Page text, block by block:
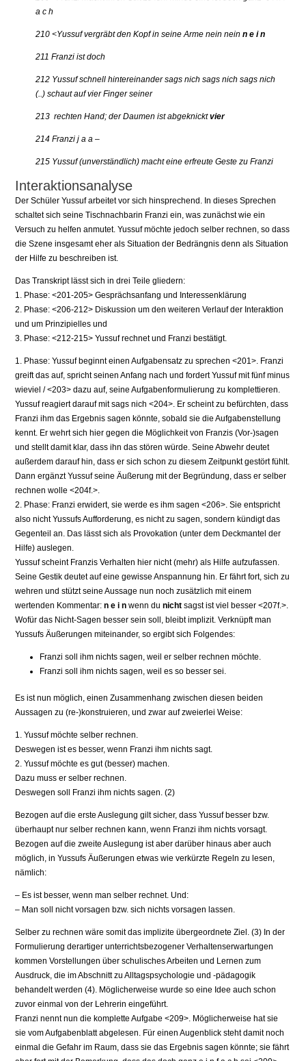
a c h
210 <Yussuf vergräbt den Kopf in seine Arme nein neinn e i n
211 Franzi ist doch
212 Yussuf schnell hintereinander sags nich sags nich sags nich
(..) schaut auf vier Finger seiner
213 rechten Hand; der Daumen ist abgeknicktvier
214 Franzi j a a –
215 Yussuf (unverständlich) macht eine erfreute Geste zu Franzi
Interaktionsanalyse
Der Schüler Yussuf arbeitet vor sich hinsprechend. In dieses Sprechen
schaltet sich seine Tischnachbarin Franzi ein, was zunächst wie ein
Versuch zu helfen anmutet. Yussuf möchte jedoch selber rechnen, so dass
die Szene insgesamt eher als Situation der Bedrängnis denn als Situation
der Hilfe zu beschreiben ist.
Das Transkript lässt sich in drei Teile gliedern:
1. Phase: <201-205> Gesprächsanfang und Interessenklärung
2. Phase: <206-212> Diskussion um den weiteren Verlauf der Interaktion
und um Prinzipielles und
3. Phase: <212-215> Yussuf rechnet und Franzi bestätigt.
1. Phase: Yussuf beginnt einen Aufgabensatz zu sprechen <201>. Franzi
greift das auf, spricht seinen Anfang nach und fordert Yussuf mit fünf minus
wieviel / <203> dazu auf, seine Aufgabenformulierung zu komplettieren.
Yussuf reagiert darauf mit sags nich <204>. Er scheint zu befürchten, dass
Franzi ihm das Ergebnis sagen könnte, sobald sie die Aufgabenstellung
kennt. Er wehrt sich hier gegen die Möglichkeit von Franzis (Vor-)sagen
und stellt damit klar, dass ihn das stören würde. Seine Abwehr deutet
außerdem darauf hin, dass er sich schon zu diesem Zeitpunkt gestört fühlt.
Dann ergänzt Yussuf seine Äußerung mit der Begründung, dass er selber
rechnen wolle <204f.>.
2. Phase: Franzi erwidert, sie werde es ihm sagen <206>. Sie entspricht
also nicht Yussufs Aufforderung, es nicht zu sagen, sondern kündigt das
Gegenteil an. Das lässt sich als Provokation (unter dem Deckmantel der
Hilfe) auslegen.
Yussuf scheint Franzis Verhalten hier nicht (mehr) als Hilfe aufzufassen.
Seine Gestik deutet auf eine gewisse Anspannung hin. Er fährt fort, sich zu
wehren und stützt seine Aussage nun noch zusätzlich mit einem
wertenden Kommentar:n e i n wenn dunicht sagst ist viel besser <207f.>.
Wofür das Nicht-Sagen besser sein soll, bleibt implizit. Verknüpft man
Yussufs Äußerungen miteinander, so ergibt sich Folgendes:
Franzi soll ihm nichts sagen, weil er selber rechnen möchte.
Franzi soll ihm nichts sagen, weil es so besser sei.
Es ist nun möglich, einen Zusammenhang zwischen diesen beiden
Aussagen zu (re-)konstruieren, und zwar auf zweierlei Weise:
1. Yussuf möchte selber rechnen.
Deswegen ist es besser, wenn Franzi ihm nichts sagt.
2. Yussuf möchte es gut (besser) machen.
Dazu muss er selber rechnen.
Deswegen soll Franzi ihm nichts sagen. (2)
Bezogen auf die erste Auslegung gilt sicher, dass Yussuf besser bzw.
überhaupt nur selber rechnen kann, wenn Franzi ihm nichts vorsagt.
Bezogen auf die zweite Auslegung ist aber darüber hinaus aber auch
möglich, in Yussufs Äußerungen etwas wie verkürzte Regeln zu lesen,
nämlich:
– Es ist besser, wenn man selber rechnet. Und:
– Man soll nicht vorsagen bzw. sich nichts vorsagen lassen.
Selber zu rechnen wäre somit das implizite übergeordnete Ziel. (3) In der
Formulierung derartiger unterrichtsbezogener Verhaltenserwartungen
kommen Vorstellungen über schulisches Arbeiten und Lernen zum
Ausdruck, die im Abschnitt zu Alltagspsychologie und -pädagogik
behandelt werden (4). Möglicherweise wurde so eine Idee auch schon
zuvor einmal von der Lehrerin eingeführt.
Franzi nennt nun die komplette Aufgabe <209>. Möglicherweise hat sie
sie vom Aufgabenblatt abgelesen. Für einen Augenblick steht damit noch
einmal die Gefahr im Raum, dass sie das Ergebnis sagen könnte; sie fährt